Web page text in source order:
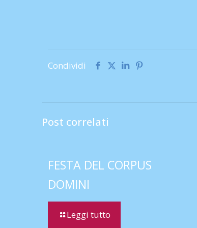
Condividi
Post correlati
FESTA DEL CORPUS
DOMINI
Leggi tutto